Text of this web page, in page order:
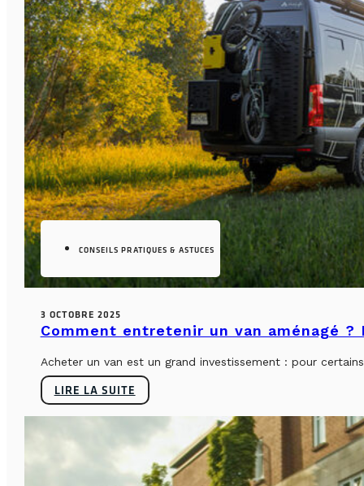
CONSEILS PRATIQUES & ASTUCES
3 OCTOBRE 2025
Comment entretenir un van aménagé
Acheter un van est un grand investissement : pour
LIRE LA SUITE